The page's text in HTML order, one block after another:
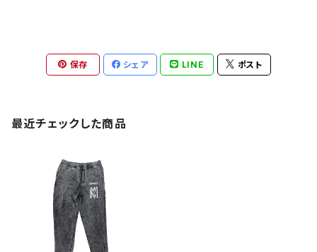
保存 シェア LINE ポスト
最近チェックした商品